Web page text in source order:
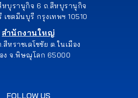
สีหบุรานุกิจ 6 ถ.สีหบุรานุกิจ
เขตมีนบุรี กรุงเทพฯ 10510
สำนักงานใหญ่
หราชเดโชชัย ต.ในเมือง
อง จ.พิษณุโลก 65000
FOLLOW US